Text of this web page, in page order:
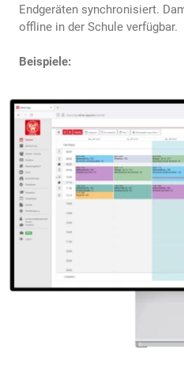
Endgeräten synchronisiert.
offline in der Schule verfügbar.
Beispiele: